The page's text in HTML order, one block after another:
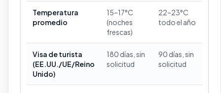
Temperatura
promedio
15–17°C
(noches
frescas)
22–23°C
todo el año
Visa de turista
(EE.UU./UE/Reino
Unido)
180 días, sin
solicitud
90 días, sin
solicitud